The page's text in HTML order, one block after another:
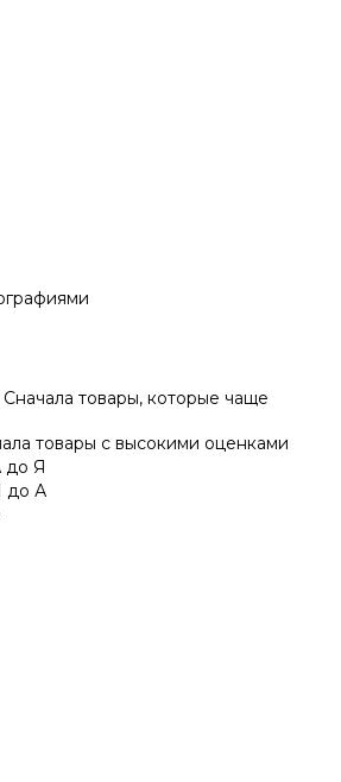
Сначала товары, которые чаще
товары с высокими оценками
до Я
до А